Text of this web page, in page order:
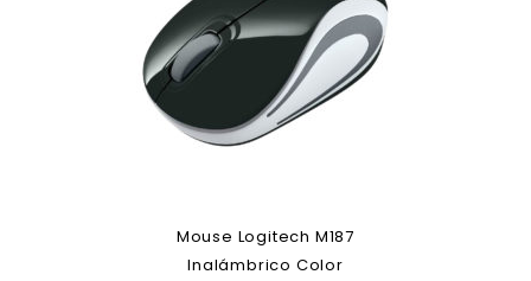
Mouse Logitech M187
Inalámbrico Color